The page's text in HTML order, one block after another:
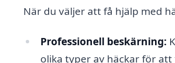
När du väljer att få hjälp med
Professionell beskärning:
olika typer av häckar för